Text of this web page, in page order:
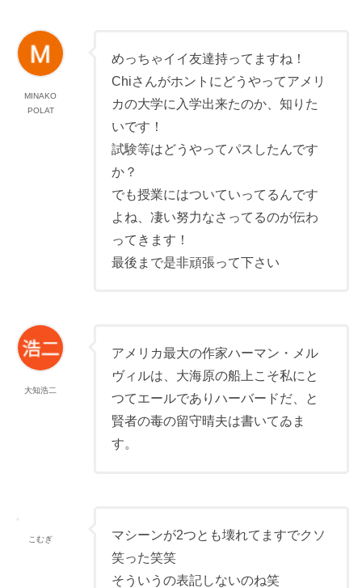
MINAKO
POLAT
めっちゃイイ友達持ってますね！
Chiさんがホントにどうやってアメリ
カの大学に入学出来たのか、知りた
いです！
試験等はどうやってパスしたんです
か？
でも授業にはついていってるんです
よね、凄い努力なさってるのが伝わ
ってきます！
最後まで是非頑張って下さい
大知浩二
アメリカ最大の作家ハーマン・メル
ヴィルは、大海原の船上こそ私にと
つてエールでありハーバードだ、と
賢者の毒の留守晴夫は書いてゐま
す。
こむぎ
マシーンが2つとも壊れてますでクソ
笑った笑笑
そういうの表記しないのね笑